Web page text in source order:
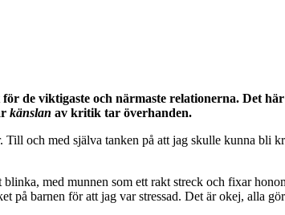
de viktigaste och närmaste relationerna. Det
känslan av kritik tar överhanden.
Till och med själva tanken på att jag skulle kunna
med munnen som ett rakt streck och fixar
på barnen för att jag var stressad. Det är okej, alla